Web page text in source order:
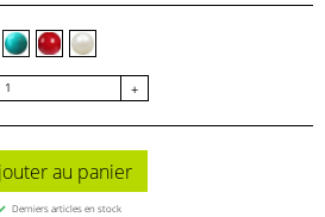
Perles turquoise
Corail rougePerles de culture blanches
+
au panier
Derniers articles en stock